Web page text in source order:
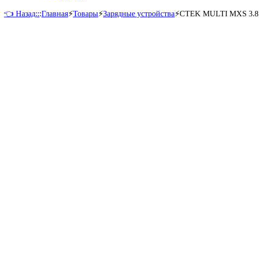
👈 Назад:::Главная⚡Товары⚡Зарядные устройства⚡CTEK MULTI MXS 3.8